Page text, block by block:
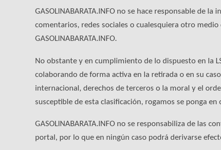
GASOLINABARATA.INFO no se hace responsable de
comentarios, redes sociales o cualesquiera otro
GASOLINABARATA.INFO.
No obstante y en cumplimiento de lo dispuesto en la
colaborando de forma activa en la retirada o en su
internacional, derechos de terceros o la moral y el
susceptible de esta clasificación, rogamos se ponga en
GASOLINABARATA.INFO no se responsabiliza de las
portal, por lo que en ningún caso podrá derivarse